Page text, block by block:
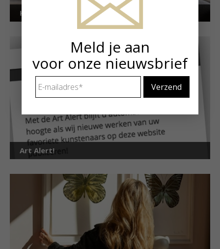
Kunstuitleen voor particulieren
Art Alert!
Meld je aan
voor onze nieuwsbrief
mailadres *